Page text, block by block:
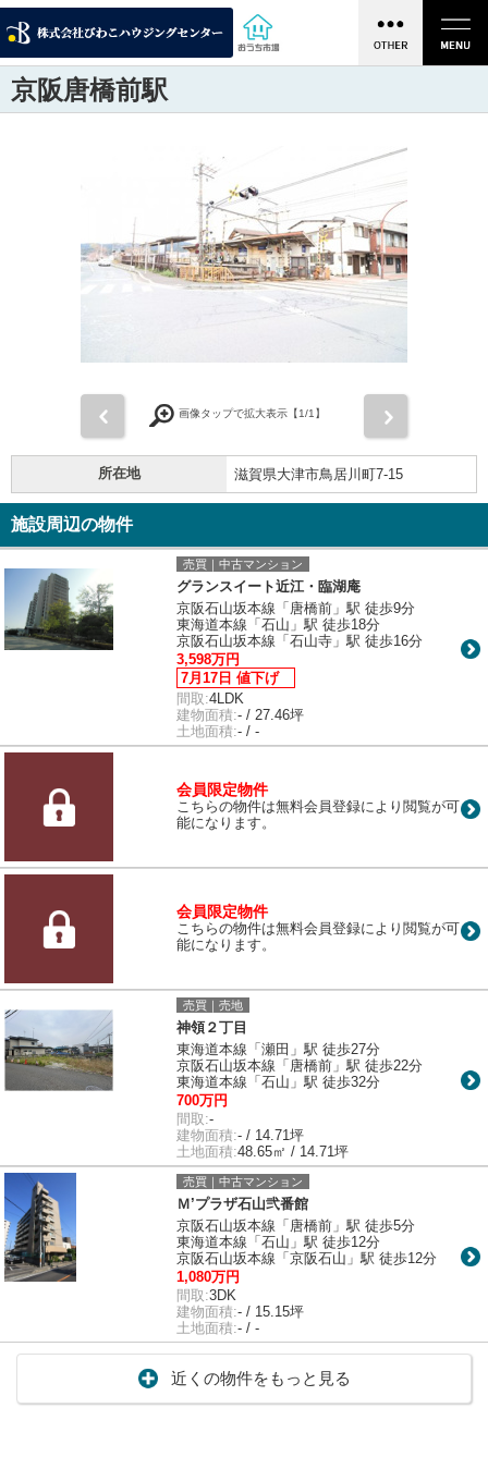
京阪唐橋前駅
画像タップで拡大表示【1/1】
所在地 滋賀県大津市鳥居川町7-15
施設周辺の物件
売買｜中古マンション
グランスイート近江・臨湖庵
京阪石山坂本線「唐橋前」駅 徒歩9分
東海道本線「石山」駅 徒歩18分
京阪石山坂本線「石山寺」駅 徒歩16分
3,598万円
7月17日 値下げ
間取:4LDK
建物面積:- / 27.46坪
土地面積:- / -
会員限定物件
こちらの物件は無料会員登録により閲覧が可
能になります。
会員限定物件
こちらの物件は無料会員登録により閲覧が可
能になります。
売買｜売地
神領２丁目
東海道本線「瀬田」駅 徒歩27分
京阪石山坂本線「唐橋前」駅 徒歩22分
東海道本線「石山」駅 徒歩32分
700万円
間取:-
建物面積:- / 14.71坪
土地面積:48.65㎡ / 14.71坪
売買｜中古マンション
Ｍ’プラザ石山弐番館
京阪石山坂本線「唐橋前」駅 徒歩5分
東海道本線「石山」駅 徒歩12分
京阪石山坂本線「京阪石山」駅 徒歩12分
1,080万円
間取:3DK
建物面積:- / 15.15坪
土地面積:- / -
近くの物件をもっと見る